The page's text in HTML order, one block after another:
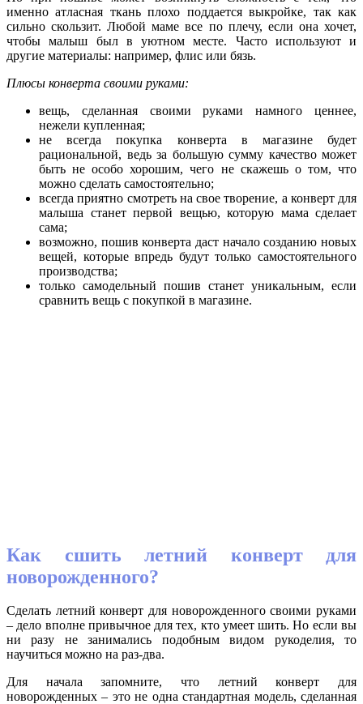
именно атласная ткань плохо поддается выкройке, так как
сильно скользит. Любой маме все по плечу, если она хочет,
чтобы малыш был в уютном месте. Часто используют и
другие материалы: например, флис или бязь.
Плюсы конверта своими руками:
вещь, сделанная своими руками намного ценнее,
нежели купленная;
не всегда покупка конверта в магазине будет
рациональной, ведь за большую сумму качество может
быть не особо хорошим, чего не скажешь о том, что
можно сделать самостоятельно;
всегда приятно смотреть на свое творение, а конверт для
малыша станет первой вещью, которую мама сделает
сама;
возможно, пошив конверта даст начало созданию новых
вещей, которые впредь будут только самостоятельного
производства;
только самодельный пошив станет уникальным, если
сравнить вещь с покупкой в магазине.
Как сшить летний конверт для
новорожденного?
Сделать летний конверт для новорожденного своими руками
– дело вполне привычное для тех, кто умеет шить. Но если вы
ни разу не занимались подобным видом рукоделия, то
научиться можно на раз-два.
Для начала запомните, что летний конверт для
новорожденных – это не одна стандартная модель, сделанная